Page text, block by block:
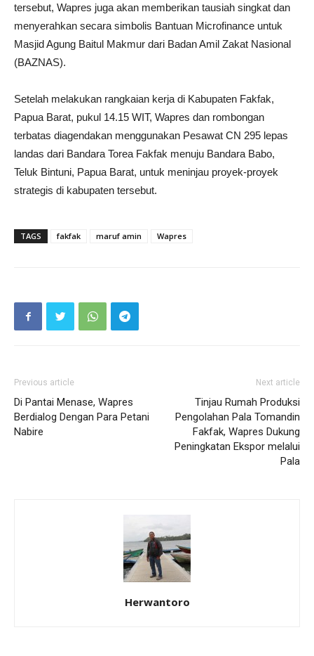
tersebut, Wapres juga akan memberikan tausiah singkat dan
menyerahkan secara simbolis Bantuan Microfinance untuk
Masjid Agung Baitul Makmur dari Badan Amil Zakat Nasional
(BAZNAS).
Setelah melakukan rangkaian kerja di Kabupaten Fakfak,
Papua Barat, pukul 14.15 WIT, Wapres dan rombongan
terbatas diagendakan menggunakan Pesawat CN 295 lepas
landas dari Bandara Torea Fakfak menuju Bandara Babo,
Teluk Bintuni, Papua Barat, untuk meninjau proyek-proyek
strategis di kabupaten tersebut.
TAGS fakfak maruf amin Wapres
Previous article
Di Pantai Menase, Wapres
Berdialog Dengan Para Petani
Nabire
Next article
Tinjau Rumah Produksi
Pengolahan Pala Tomandin
Fakfak, Wapres Dukung
Peningkatan Ekspor melalui
Pala
Herwantoro